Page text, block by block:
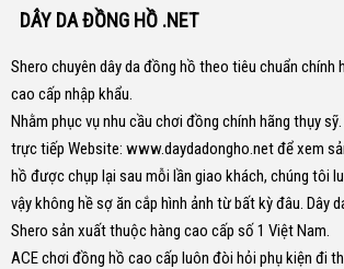
DÂY DA ĐỒNG HỒ .NET
Shero chuyên dây da đồng hồ theo tiêu chuẩn chính
cao cấp nhập khẩu.
Nhằm phục vụ nhu cầu chơi đồng chính hãng thụy
trực tiếp Website: www.daydadongho.netđể xem
hồ được chụp lại sau mỗi lần giao khách, chúng tôi
vậy không hề sợ ăn cắp hình ảnh từ bất kỳ đâu. Dây
Shero sản xuất thuộc hàng cao cấp số 1 Việt Nam.
ACE chơi đồng hồ cao cấp luôn đòi hỏi phụ kiện đi